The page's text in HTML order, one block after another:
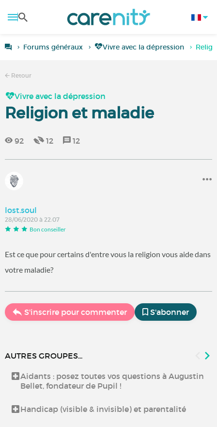
Forums généraux Vivre avec la dépression
Retour
Vivre avec la dépression
Religion et maladie
92 12 12
lost.soul
28/06/2020 à 22:07
Bon conseiller
Est ce que pour certains d'entre vous la religion vous aide dans
votre maladie?
S'inscrire pour commenter S'abonner
AUTRES GROUPES...
Aidants : posez toutes vos questions à Augustin
Bellet, fondateur de Pupil !
Handicap (visible & invisible) et parentalité